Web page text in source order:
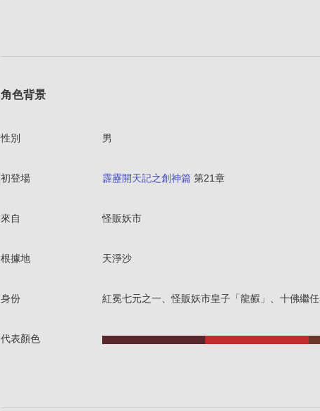
角色背景
性別 男
初登場 霹靂開天記之創神篇 第21章
來自 怪販妖市
根據地 天淨沙
身份 紅冕七元之一、怪販妖市皇子「龍赮」、十佛繼
代表顏色